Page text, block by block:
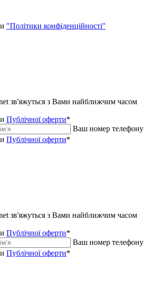
"Політики конфіденційності"
зв'яжуться з Вами найближчим часом
Публічної оферти*
Ваш номер телефону
Публічної оферти*
зв'яжуться з Вами найближчим часом
Публічної оферти*
Ваш номер телефону
Публічної оферти*